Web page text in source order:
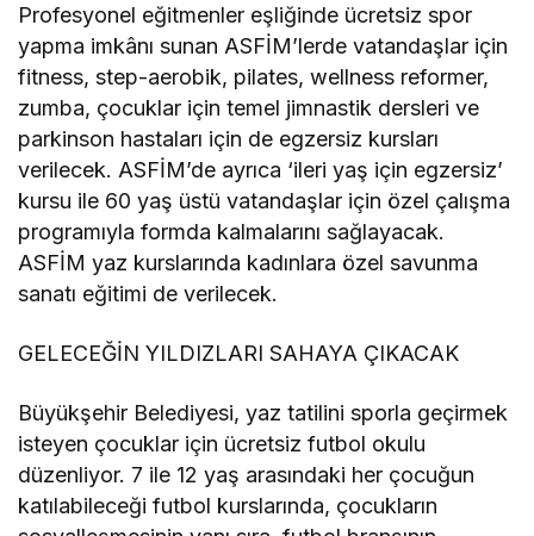
Profesyonel eğitmenler eşliğinde ücretsiz spor
yapma imkânı sunan ASFİM’lerde vatandaşlar için
fitness, step-aerobik, pilates, wellness reformer,
zumba, çocuklar için temel jimnastik dersleri ve
parkinson hastaları için de egzersiz kursları
verilecek. ASFİM’de ayrıca ‘ileri yaş için egzersiz’
kursu ile 60 yaş üstü vatandaşlar için özel çalışma
programıyla formda kalmalarını sağlayacak.
ASFİM yaz kurslarında kadınlara özel savunma
sanatı eğitimi de verilecek.
GELECEĞİN YILDIZLARI SAHAYA ÇIKACAK
Büyükşehir Belediyesi, yaz tatilini sporla geçirmek
isteyen çocuklar için ücretsiz futbol okulu
düzenliyor. 7 ile 12 yaş arasındaki her çocuğun
katılabileceği futbol kurslarında, çocukların